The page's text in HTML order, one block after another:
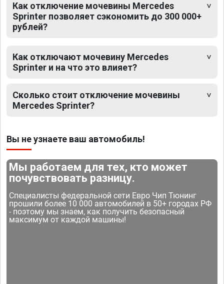
Как отключение мочевины Mercedes
Sprinter позволяет сэкономить до 300 000+
рублей?
Как отключают мочевину Mercedes
Sprinter и на что это влияет?
Сколько стоит отключение мочевины
Mercedes Sprinter?
Вы не узнаете ваш автомобиль!
Мы работаем для тех, кто может
почувствовать разницу.
Специалисты федеральной сети Евро Чип Тюнинг
прошили более 10 000 автомобилей в 50+ городах РФ
- поэтому мы знаем, как получить безопасный
максимум от каждой машины!